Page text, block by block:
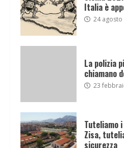
Italia è
24 agosto
La polizia
chiamano
23
Tuteliamo
Zisa,
sicurezza